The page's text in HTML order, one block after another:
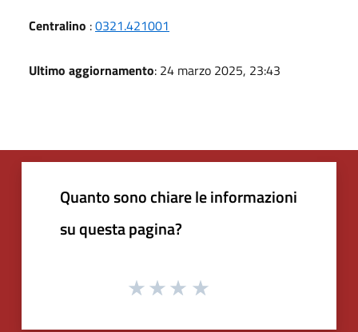
Centralino :0321.421001
Ultimo aggiornamento: 24 marzo 2025, 23:43
Quanto sono chiare le informazioni
su questa pagina?